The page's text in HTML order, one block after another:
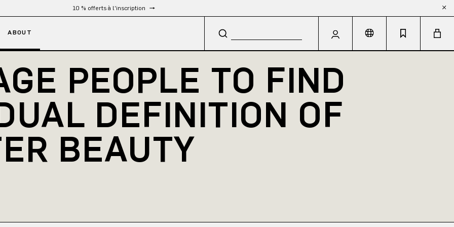
10 % offerts à l'inscription
ABOUT
PEOPLE TO FIND
DEFINITION OF
BEAUTY